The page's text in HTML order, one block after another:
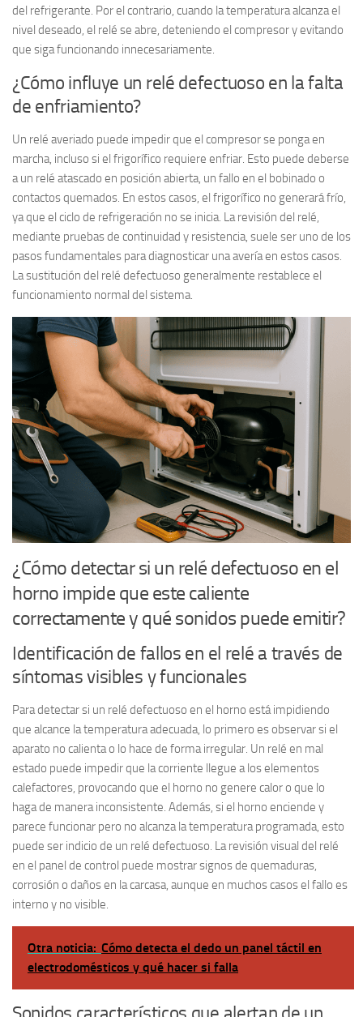
del refrigerante. Por el contrario, cuando la temperatura alcanza el
nivel deseado, el relé se abre, deteniendo el compresor y evitando
que siga funcionando innecesariamente.
¿Cómo influye un relé defectuoso en la falta
de enfriamiento?
Un relé averiado puede impedir que el compresor se ponga en
marcha, incluso si el frigorífico requiere enfriar. Esto puede deberse
a un relé atascado en posición abierta, un fallo en el bobinado o
contactos quemados. En estos casos, el frigorífico no generará frío,
ya que el ciclo de refrigeración no se inicia. La revisión del relé,
mediante pruebas de continuidad y resistencia, suele ser uno de los
pasos fundamentales para diagnosticar una avería en estos casos.
La sustitución del relé defectuoso generalmente restablece el
funcionamiento normal del sistema.
¿Cómo detectar si un relé defectuoso en el
horno impide que este caliente
correctamente y qué sonidos puede emitir?
Identificación de fallos en el relé a través de
síntomas visibles y funcionales
Para detectar si un relé defectuoso en el horno está impidiendo
que alcance la temperatura adecuada, lo primero es observar si el
aparato no calienta o lo hace de forma irregular. Un relé en mal
estado puede impedir que la corriente llegue a los elementos
calefactores, provocando que el horno no genere calor o que lo
haga de manera inconsistente. Además, si el horno enciende y
parece funcionar pero no alcanza la temperatura programada, esto
puede ser indicio de un relé defectuoso. La revisión visual del relé
en el panel de control puede mostrar signos de quemaduras,
corrosión o daños en la carcasa, aunque en muchos casos el fallo es
interno y no visible.
Otra noticia: Cómo detecta el dedo un panel táctil en
electrodomésticos y qué hacer si falla